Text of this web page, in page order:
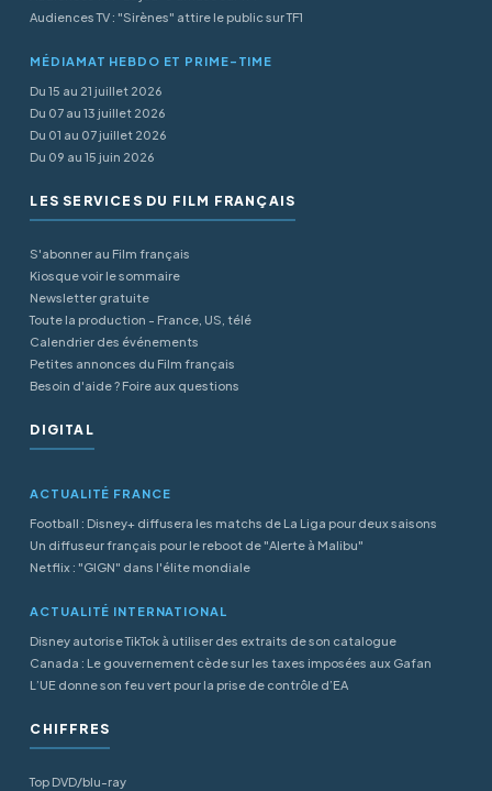
Audiences TV : "Sirènes" attire le public sur TF1
MÉDIAMAT HEBDO ET PRIME-TIME
Du 15 au 21 juillet 2026
Du 07 au 13 juillet 2026
Du 01 au 07 juillet 2026
Du 09 au 15 juin 2026
LES SERVICES DU FILM FRANÇAIS
S'abonner au Film français
Kiosque voir le sommaire
Newsletter gratuite
Toute la production - France, US, télé
Calendrier des événements
Petites annonces du Film français
Besoin d'aide ? Foire aux questions
DIGITAL
ACTUALITÉ FRANCE
Football : Disney+ diffusera les matchs de La Liga pour deux saisons
Un diffuseur français pour le reboot de "Alerte à Malibu"
Netflix : "GIGN" dans l'élite mondiale
ACTUALITÉ INTERNATIONAL
Disney autorise TikTok à utiliser des extraits de son catalogue
Canada : Le gouvernement cède sur les taxes imposées aux Gafan
L’UE donne son feu vert pour la prise de contrôle d’EA
CHIFFRES
Top DVD/blu-ray